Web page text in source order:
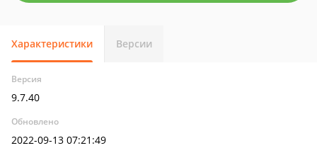
Характеристики Версии
Версия
9.7.40
Обновлено
2022-09-13 07:21:49